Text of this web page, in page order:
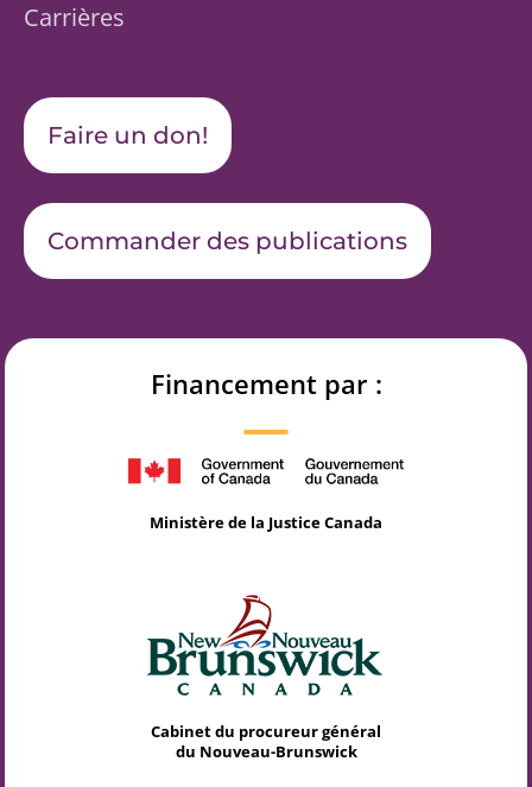
Carrières
Faire un don!
Commander des publications
Financement par :
Ministère de la Justice Canada
Cabinet du procureur général
du Nouveau-Brunswick